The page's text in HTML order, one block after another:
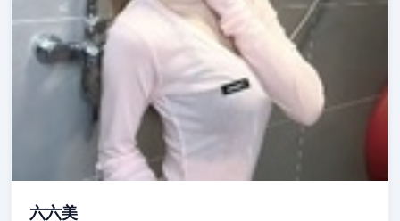
六六美